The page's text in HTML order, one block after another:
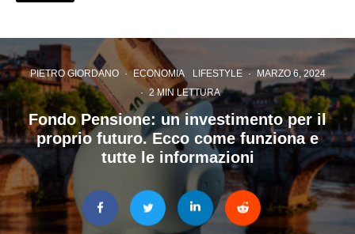
PIETRO GIORDANO · ECONOMIA LIFESTYLE ·
MARZO 6, 2024
· 2 MIN LETTURA
Fondo Pensione: un investimento per il
proprio futuro. Ecco come funziona e
tutte le informazioni